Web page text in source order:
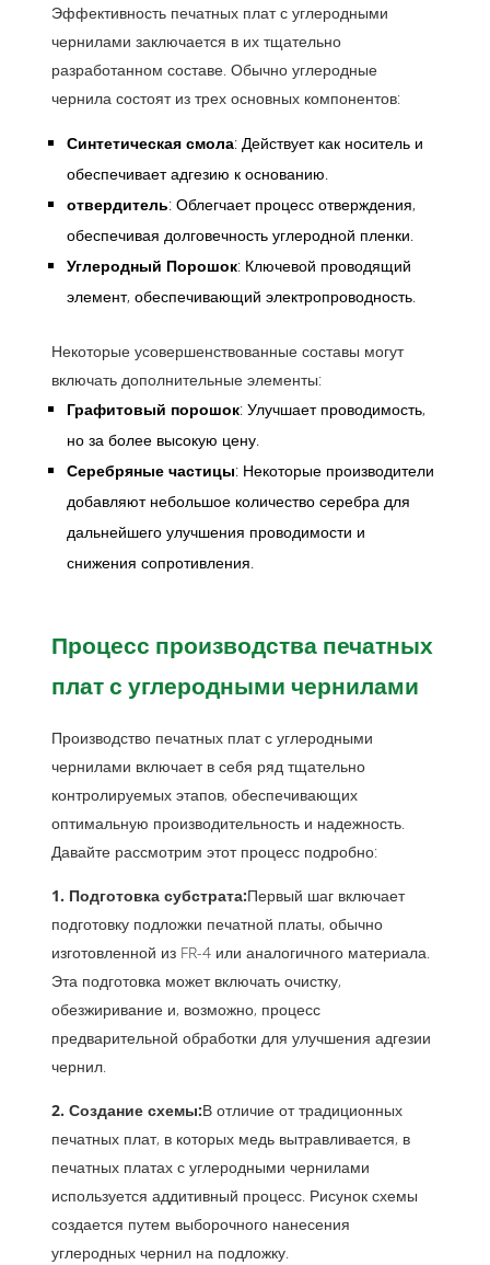
Эффективность печатных плат с углеродными
чернилами заключается в их тщательно
разработанном составе. Обычно углеродные
чернила состоят из трех основных компонентов:
Синтетическая смола: Действует как носитель и
обеспечивает адгезию к основанию.
отвердитель: Облегчает процесс отверждения,
обеспечивая долговечность углеродной пленки.
Углеродный Порошок: Ключевой проводящий
элемент, обеспечивающий электропроводность.
Некоторые усовершенствованные составы могут
включать дополнительные элементы:
Графитовый порошок: Улучшает проводимость,
но за более высокую цену.
Серебряные частицы: Некоторые производители
добавляют небольшое количество серебра для
дальнейшего улучшения проводимости и
снижения сопротивления.
Процесс производства печатных
плат с углеродными чернилами
Производство печатных плат с углеродными
чернилами включает в себя ряд тщательно
контролируемых этапов, обеспечивающих
оптимальную производительность и надежность.
Давайте рассмотрим этот процесс подробно:
1. Подготовка субстрата:Первый шаг включает
подготовку подложки печатной платы, обычно
изготовленной из FR-4 или аналогичного материала.
Эта подготовка может включать очистку,
обезжиривание и, возможно, процесс
предварительной обработки для улучшения адгезии
чернил.
2. Создание схемы:В отличие от традиционных
печатных плат, в которых медь вытравливается, в
печатных платах с углеродными чернилами
используется аддитивный процесс. Рисунок схемы
создается путем выборочного нанесения
углеродных чернил на подложку.